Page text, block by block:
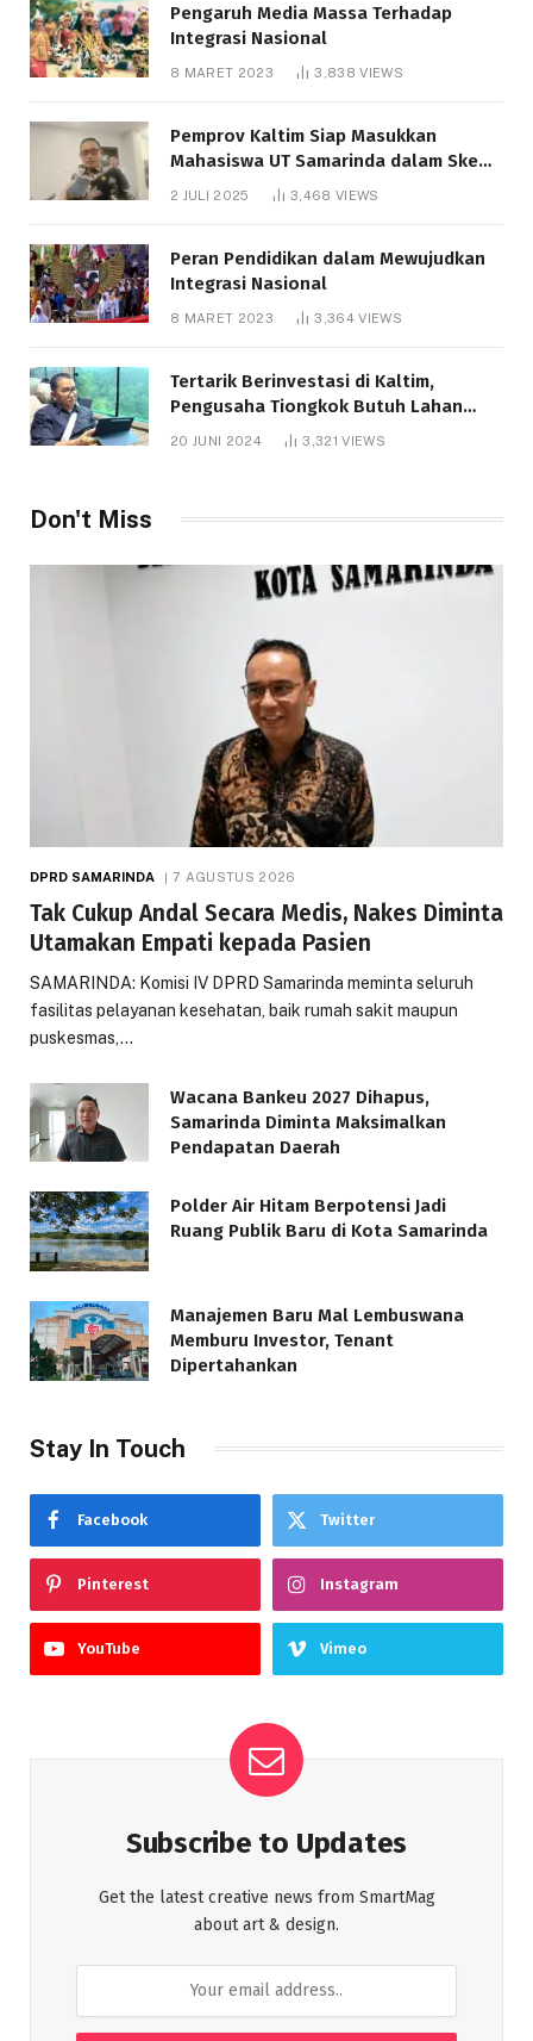
Pengaruh Media Massa Terhadap
Integrasi Nasional
8 MARET 2023 3,838VIEWS
Pemprov Kaltim Siap Masukkan
Mahasiswa UT Samarinda dalam Skema
Bantuan Pendidikan Gratispol
2 JULI 2025 3,468 VIEWS
Peran Pendidikan dalam Mewujudkan
Integrasi Nasional
8 MARET 2023 3,364VIEWS
Tertarik Berinvestasi di Kaltim,
Pengusaha Tiongkok Butuh Lahan
1.000 Hektare
20 JUNI 2024 3,321VIEWS
Don't Miss
DPRD SAMARINDA 7 AGUSTUS 2026
Tak Cukup Andal Secara Medis, Nakes Diminta
Utamakan Empati kepada Pasien
SAMARINDA: Komisi IV DPRD Samarinda meminta seluruh
fasilitas pelayanan kesehatan, baik rumah sakit maupun
puskesmas,…
Wacana Bankeu 2027 Dihapus,
Samarinda Diminta Maksimalkan
Pendapatan Daerah
Polder Air Hitam Berpotensi Jadi
Ruang Publik Baru di Kota Samarinda
Manajemen Baru Mal Lembuswana
Memburu Investor, Tenant
Dipertahankan
Stay In Touch
Facebook Twitter
Pinterest Instagram
YouTube Vimeo
Subscribe to Updates
Get the latest creative news from SmartMag
about art & design.